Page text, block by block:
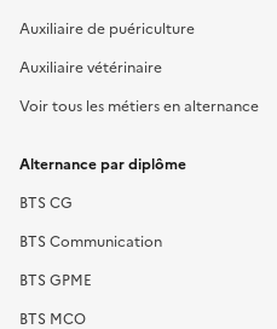
Auxiliaire de puériculture
Auxiliaire vétérinaire
Voir tous les métiers en alternance
Alternance par diplôme
BTS CG
BTS Communication
BTS GPME
BTS MCO